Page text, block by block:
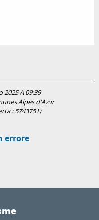
2025 A 09:39
Alpes d'Azur
:5743751)
errore